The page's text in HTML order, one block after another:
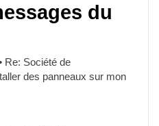
du
Re: Société de
des panneaux sur mon